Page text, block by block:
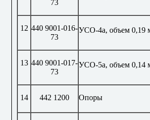
73
12 440 9001-016-
73
УСО-4а, объем 0,19
13 440 9001-017-
73
УСО-5а, объем 0,14
14 442 1200 Опоры